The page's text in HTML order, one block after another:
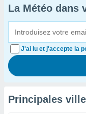
La Météo dans
J'ai lu et j'accepte la
Principales